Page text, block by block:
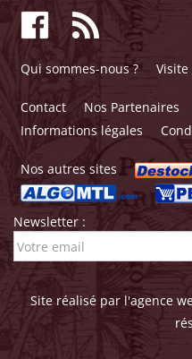
Qui sommes-nous ?
Contact Nos Partenaires
Informations légales
Nos autres sites
Newsletter :
Site réalisé par l'agence